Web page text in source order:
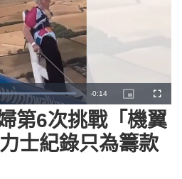
Loaded:
100.00%
Remaining
Time
-0:13
Picture-
in-
Picture
第6次挑戰「機翼
士紀錄只為籌款